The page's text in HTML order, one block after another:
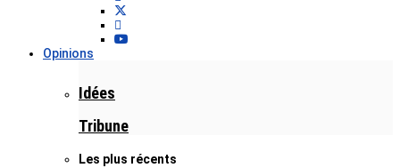
Opinions
Idées
Tribune
Les plus récents